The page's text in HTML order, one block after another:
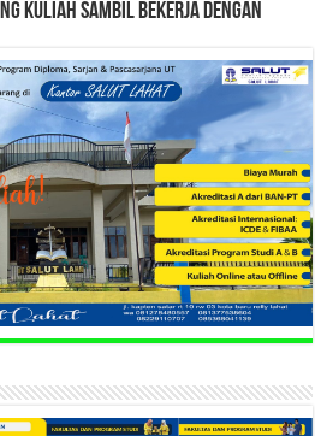
KULIAH SAMBIL BEKERJA DENGAN